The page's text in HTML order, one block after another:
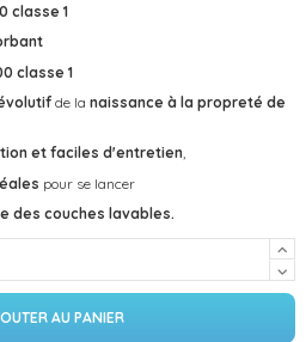
classe 1
classe 1
de la naissance à la propreté de
et faciles d'entretien
pour se lancer
des couches lavables.
AU PANIER